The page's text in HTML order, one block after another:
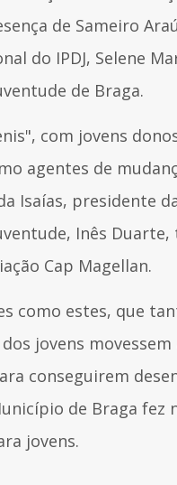
de Sameiro
do IPDJ, Selene
de Braga.
com jovens
agentes de
Isaías, presidente
Inês
Cap Magellan.
como estes, que
jovens
conseguirem
de Braga fez
jovens.